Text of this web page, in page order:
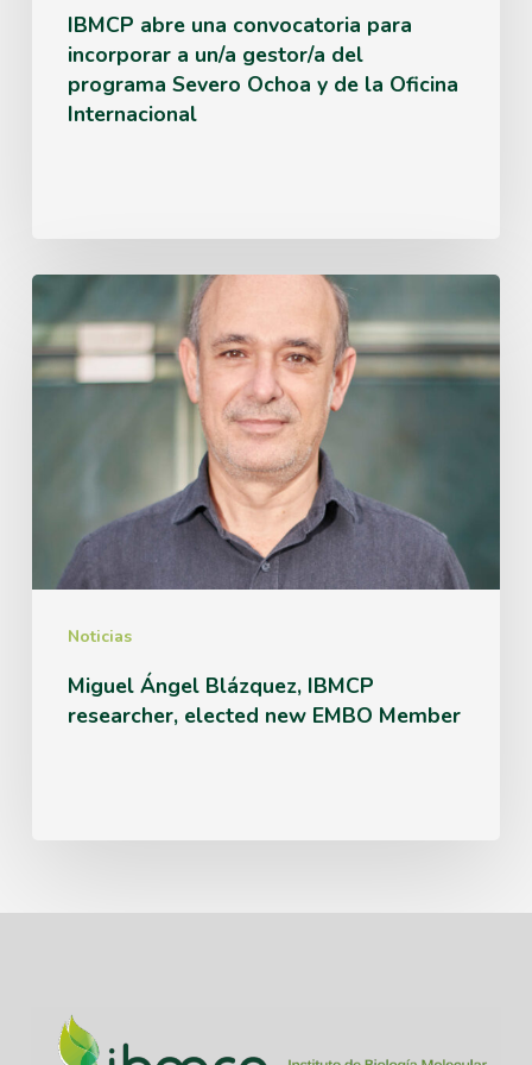
programa
Severo
la
Oficina
Internacional
IBMCP abre una convocatoria para
incorporar a un/a gestor/a del
programa Severo Ochoa y de la Oficina
Internacional
Noticias
Miguel
Ángel
Blázquez,
new
EMBO
Member
Miguel Ángel Blázquez, IBMCP
researcher, elected new EMBO Member